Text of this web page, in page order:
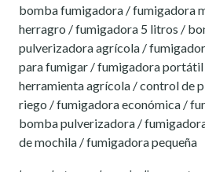
bomba fumigadora / fumigadora
herragro / fumigadora 5 litros /
pulverizadora agrícola /
para fumigar / fumigadora
herramienta agrícola / control de
riego / fumigadora económica /
bomba pulverizadora /
de mochila / fumigadora pequeña